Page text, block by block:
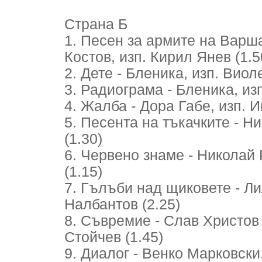
Страна Б
1. Песен за армите на
Костов, изп. Кирил Янев
2. Дете - Бленика, изп.
3. Радиограма - Бленика,
4. Жалба - Дора Габе, изп.
5. Песента на тъкачките -
(1.30)
6. Червено знаме - Николай
(1.15)
7. Гълъби над щиковете -
Налбантов (2.25)
8. Съвремие - Слав
Стойчев (1.45)
9. Диалог - Венко